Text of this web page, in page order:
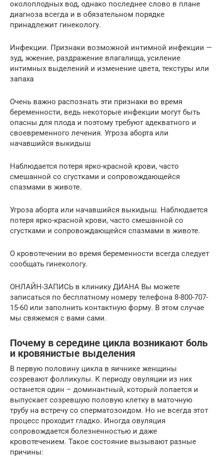
околоплодных вод, однако последнее слово в плане
диагноза всегда и в обязательном порядке
принадлежит гинекологу.
Инфекции. Признаки возможной интимной инфекции —
зуд, жжение, раздражение влагалища, усиление
интимных выделений и изменение цвета, текстуры или
запаха
Очень важно распознать эти признаки во время
беременности, ведь некоторые инфекции могут быть
опасны для плода и поэтому требуют адекватного и
своевременного лечения. Угроза аборта или
начавшийся выкидыш
Наблюдается потеря ярко-красной крови, часто
смешанной со сгустками и сопровождающейся
спазмами в животе.
Угроза аборта или начавшийся выкидыш. Наблюдается
потеря ярко-красной крови, часто смешанной со
сгустками и сопровождающейся спазмами в животе.
О кровотечении во время беременности всегда следует
сообщать гинекологу.
ОНЛАЙН-ЗАПИСЬ в клинику ДИАНА Вы можете
записаться по бесплатному номеру телефона 8-800-707-
15-60 или заполнить контактную форму. В этом случае
мы свяжемся с вами сами.
Почему в середине цикла возникают боль
и кровянистые выделения
В первую половину цикла в яичнике женщины
созревают фолликулы. К периоду овуляции из них
останется один – доминантный, который лопается и
выпускает созревшую половую клетку в маточную
трубу на встречу со сперматозоидом. Но не всегда этот
процесс проходит гладко. Иногда овуляция
сопровождается болезненностью и даже
кровотечением. Такое состояние вызывают разные
причины: